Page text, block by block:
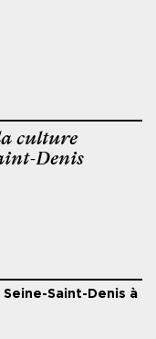
culture
Denis
Saint-Denis à